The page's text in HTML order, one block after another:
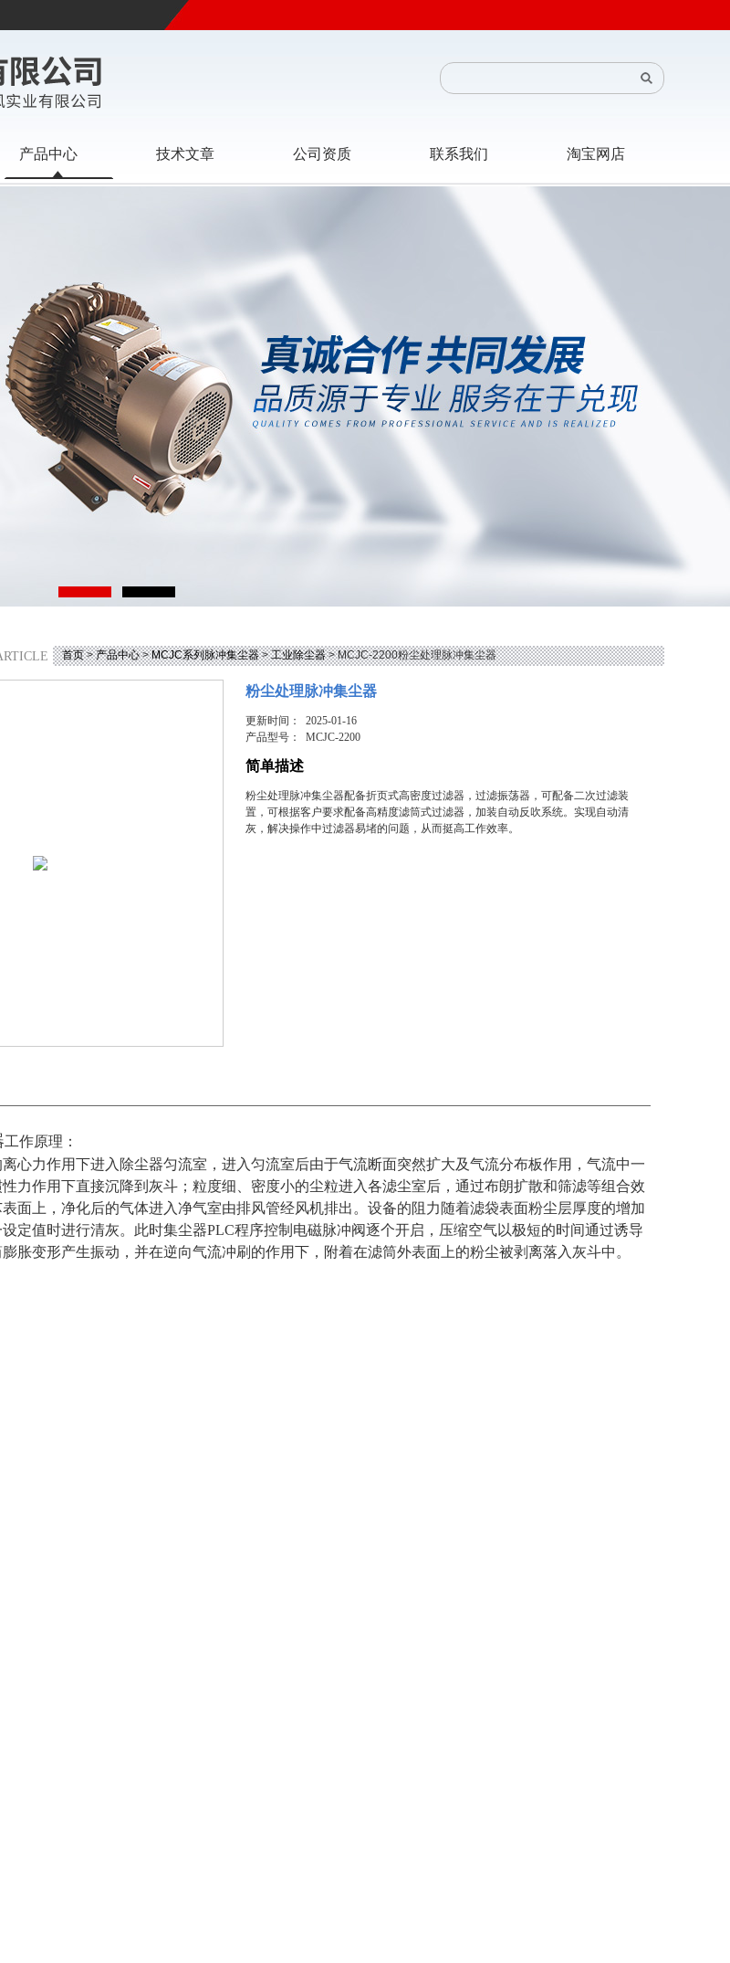
产品中心 技术文章 公司资质 联系我们 淘宝网店
首页>产品中心>MCJC系列脉冲集尘器>工业除尘器> MCJC-2200粉尘处理脉冲集尘器
粉尘处理脉冲集尘器
更新时间： 2025-01-16
产品型号：MCJC-2200
简单描述
粉尘处理脉冲集尘器配备折页式高密度过滤器，过滤振荡器，可配备二次过滤装
置，可根据客户要求配备高精度滤筒式过滤器，加装自动反吹系统。实现自动清
灰，解决操作中过滤器易堵的问题，从而挺高工作效率。
工作原理：
心力作用下进入除尘器匀流室，进入匀流室后由于气流断面突然扩大及气流分布板作用，气流中一
力作用下直接沉降到灰斗；粒度细、密度小的尘粒进入各滤尘室后，通过布朗扩散和筛滤等组合效
面上，净化后的气体进入净气室由排风管经风机排出。设备的阻力随着滤袋表面粉尘层厚度的增加
定值时进行清灰。此时集尘器PLC程序控制电磁脉冲阀逐个开启，压缩空气以极短的时间通过诱导
胀变形产生振动，并在逆向气流冲刷的作用下，附着在滤筒外表面上的粉尘被剥离落入灰斗中。